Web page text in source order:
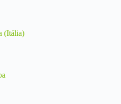
(Itália)